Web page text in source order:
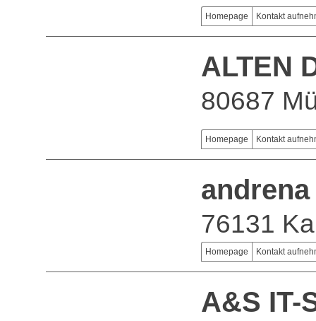
Homepage Kontakt
ALTEN
80687
Homepage Kontakt
76131
Homepage Kontakt
A&S IT-